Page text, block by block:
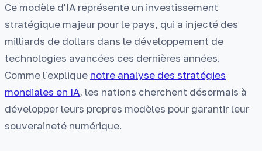
Ce modèle d'IA représente un investissement
stratégique majeur pour le pays, qui a injecté des
milliards de dollars dans le développement de
technologies avancées ces dernières années.
Comme l'explique notre analyse des stratégies
mondiales en IA, les nations cherchent désormais à
développer leurs propres modèles pour garantir leur
souveraineté numérique.